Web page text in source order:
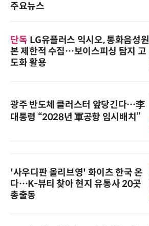
주요뉴스
단독 LG유플러스 익시오, 통화음성원
본 제한적 수집…보이스피싱 탐지 고
도화 활용
광주 반도체 클러스터 앞당긴다…李
대통령 “2028년 軍공항 임시배치”
'사우디판 올리브영' 화이츠 한국 온
다…K-뷰티 찾아 현지 유통사 20곳
총출동